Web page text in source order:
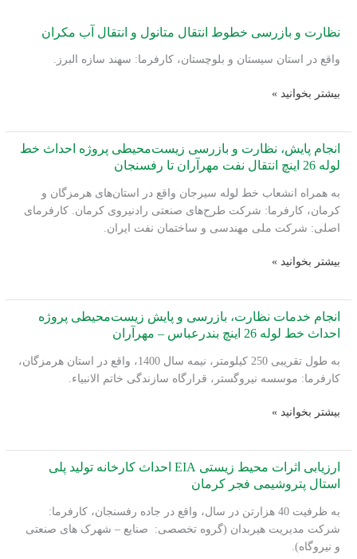
نظارت و بازرسی خطوط انتقال متانول و انتقال آب مکران
واقع در استان سیستان و بلوچستان، کارفرما: سهند سازه البرز.
نظارت
خطوط
انتقال
و
انتقال
آب
بیشتر بخوانید »
انجام پایش، نظارت و بازرسی زیست‌محیطی پروژه احداث خط
لوله 26 اینچ انتقال نفت مهرآران تا رفسنجان
به همراه انشعاب خط لوله سیرجان واقع در استان‌های هرمزگان و
کرمان، کارفرما: شرکت طرح‌های صنعتی رادنیروی کرمان. کارفرمای
اصلی: شرکت ملی مهندسی و ساختمان نفت ایران.
انجام
و
بازرسی
پروژه
احداث
لوله
اینچ
انتقال
نفت
مهرآران
تا
رفسنجان
بیشتر بخوانید »
انجام خدمات نظارت، بازرسی و پایش زیست‌محیطی پروژه
احداث خط لوله 26 اینچ بندرعباس – مهرآران
به طول تقریبی 250 کیلومتر، نیمه سال 1400، واقع در استان هرمزگان،
کارفرما: موسسه نیروگستر، قرارگاه سازندگی خاتم الانبیاء.
انجام
بازرسی
و
زیست‌محیطی
پروژه
احداث
بیشتر بخوانید »
ارزیابی اثرات محیط زیستی EIA احداث کارخانه تولید پلی
استال پتروشیمی فجر کرمان
به ظرفیت 40 هزارتن در سال، واقع در جاده رفسنجان، کارفرما:
شرکت مدیریت هیربدان (گروه تخصصی: صنایع – شهرک های صنعتی
و نیروگاه).